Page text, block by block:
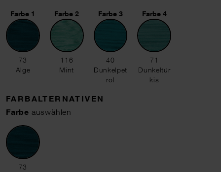
Farbe 1
73 Alge
73
Alge
Farbe 2
116 Mint
116
Mint
Farbe 3
40 Dunkelpetrol
40
Dunkelpet
rol
Farbe 4
71 Dunkeltürkis
71
Dunkeltür
kis
FARBALTERNATIVEN
Farbe auswählen
73 Alge
73